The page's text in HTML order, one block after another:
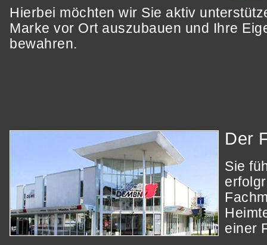
Hierbei möchten wir Sie aktiv
Marke vor Ort auszubauen und Ihre
bewahren.
Der
Sie
einer